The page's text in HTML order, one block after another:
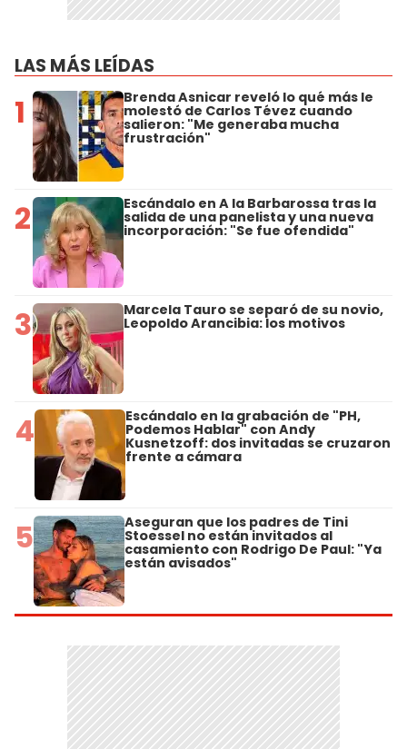
LAS MÁS LEÍDAS
1 Brenda Asnicar reveló lo qué más le
molestó de Carlos Tévez cuando
salieron: "Me generaba mucha
frustración"
2 Escándalo en A la Barbarossa tras la
salida de una panelista y una nueva
incorporación: "Se fue ofendida"
3 Marcela Tauro se separó de su novio,
Leopoldo Arancibia: los motivos
4 Escándalo en la grabación de "PH,
Podemos Hablar" con Andy
Kusnetzoff: dos invitadas se cruzaron
frente a cámara
5 Aseguran que los padres de Tini
Stoessel no están invitados al
casamiento con Rodrigo De Paul: "Ya
están avisados"